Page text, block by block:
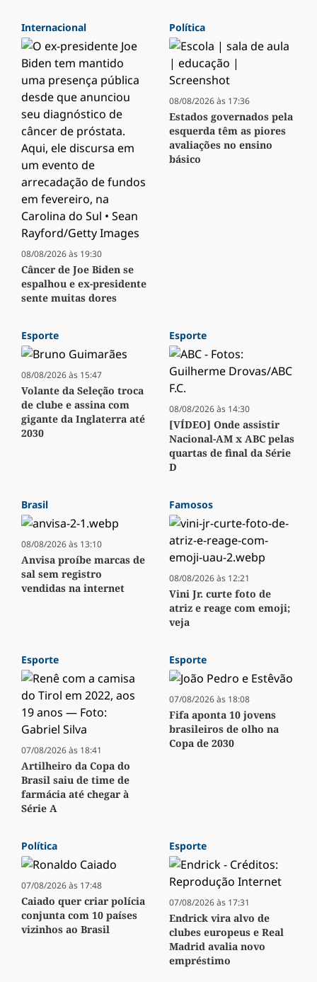
Internacional
08/08/2026 às 19:30
Câncer de Joe Biden se
espalhou e ex-presidente
sente muitas dores
Política
08/08/2026 às 17:36
Estados governados pela
esquerda têm as piores
avaliações no ensino
básico
Esporte
08/08/2026 às 15:47
Volante da Seleção troca
de clube e assina com
gigante da Inglaterra até
2030
Esporte
08/08/2026 às 14:30
[VÍDEO] Onde assistir
Nacional-AM x ABC pelas
quartas de final da Série
D
Brasil
08/08/2026 às 13:10
Anvisa proíbe marcas de
sal sem registro
vendidas na internet
Famosos
08/08/2026 às 12:21
Vini Jr. curte foto de
atriz e reage com emoji;
veja
Esporte
07/08/2026 às 18:41
Artilheiro da Copa do
Brasil saiu de time de
farmácia até chegar à
Série A
Esporte
07/08/2026 às 18:08
Fifa aponta 10 jovens
brasileiros de olho na
Copa de 2030
Política
07/08/2026 às 17:48
Caiado quer criar polícia
conjunta com 10 países
vizinhos ao Brasil
Esporte
07/08/2026 às 17:31
Endrick vira alvo de
clubes europeus e Real
Madrid avalia novo
empréstimo